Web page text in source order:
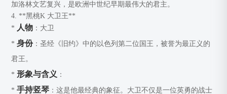
加洛林文艺复兴，是欧洲中世纪早期最伟大的君主。
4. **黑桃K 大卫王**
* 人物 ：大卫
*身份：圣经《旧约》中的以色列第二位国王，被誉为最正义的
君王。
*形象与含义 ：
*手持竖琴 ：这是他最经典的象征。大卫不仅是一位英勇的战士